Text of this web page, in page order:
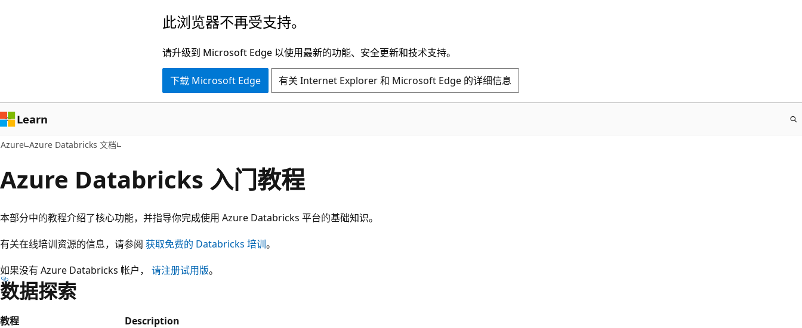
容
此浏览器不再受支持。
请升级到 Microsoft Edge 以使用最新的功能、安全更新和技术支持。
下载 Microsoft Edge 有关 Internet Explorer 和 Microsoft Edge 的详细信息
Learn
Azure Azure Databricks 文档
Azure Databricks 入门教程
本部分中的教程介绍了核心功能，并指导你完成使用 Azure Databricks 平台的基础知识。
有关在线培训资源的信息，请参阅 获取免费的 Databricks 培训。
如果没有 Azure Databricks 帐户， 请注册试用版。
数据探索
教程
Description